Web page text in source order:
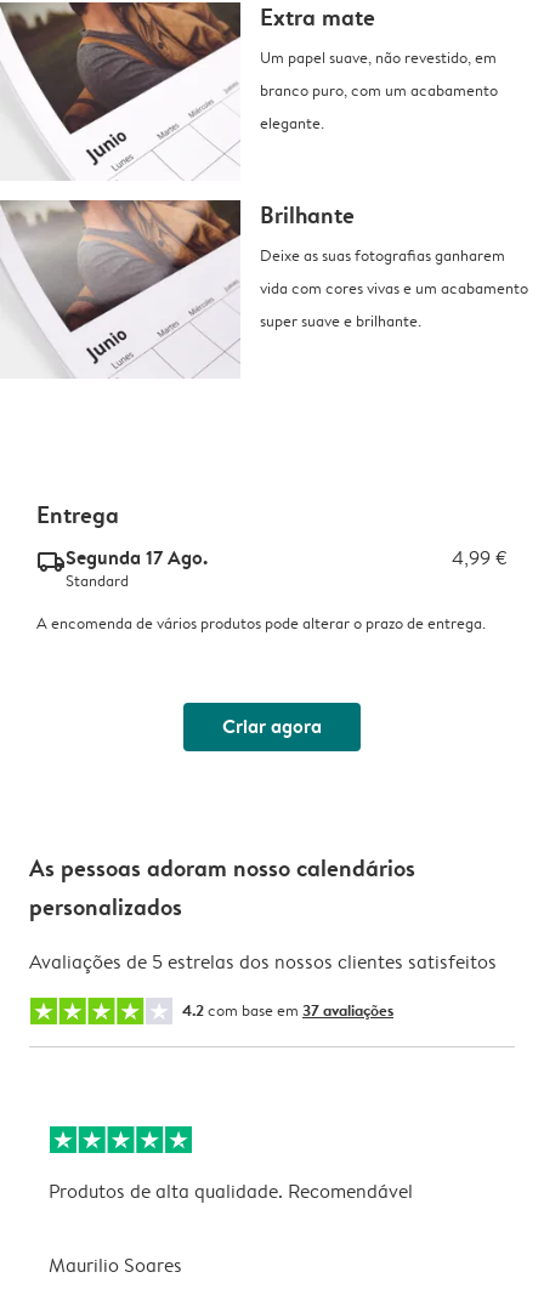
Extra mate
Um papel suave, não revestido, em
branco puro, com um acabamento
elegante.
Brilhante
Deixe as suas fotografias ganharem
vida com cores vivas e um acabamento
super suave e brilhante.
Entrega
delivery_standard_v2Segunda 17 Ago. 4,99 €
Standard
A encomenda de vários produtos pode alterar o prazo de entrega.
Criar agora
As pessoas adoram nosso calendários
personalizados
Avaliações de 5 estrelas dos nossos clientes satisfeitos
4.2com base em 37 avaliações
Produtos de alta qualidade. Recomendável
Maurilio Soares